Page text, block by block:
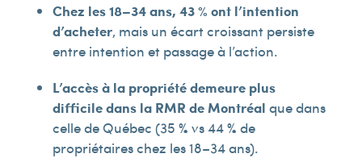
Chez les 18–34 ans, 43 % ont l’intention
d’acheter, mais un écart croissant persiste
entre intention et passage à l’action.
L’accès à la propriété demeure plus
difficile dans la RMR de Montréal que dans
celle de Québec (35 % vs 44 % de
propriétaires chez les 18–34 ans).